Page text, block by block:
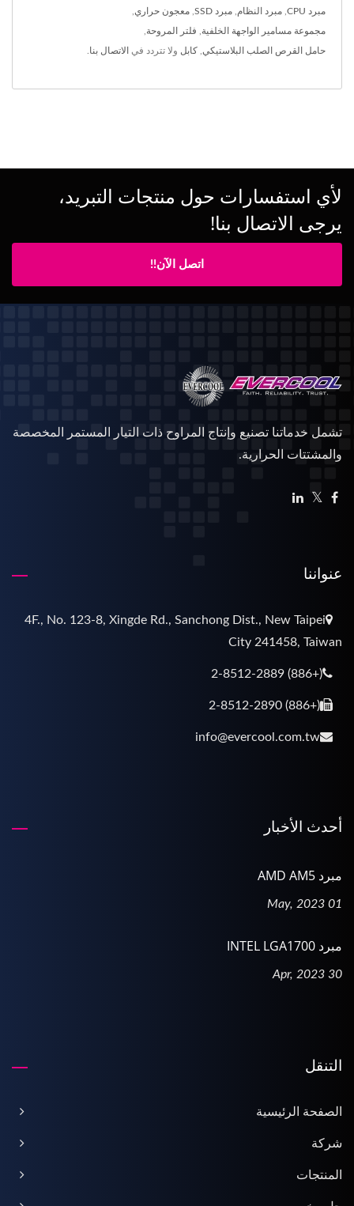
مبرد CPU مبرد النظام مبرد SSD معجون حراري
مجموعة مسامير الواجهة الخلفية فلتر المروحة
حامل القرص الصلب البلاستيكي كابل ولا تتردد في الاتصال بنا
لأي استفسارات حول منتجات التبريد،
يرجى الاتصال بنا!
اتصل الآن!!
تشمل خدماتنا تصنيع وإنتاج المراوح ذات التيار المستمر المخصصة
والمشتتات الحرارية.
عنواننا
4F., No. 123-8, Xingde Rd., Sanchong Dist., New Taipei
City 241458, Taiwan
(+886) 2-8512-2889
(+886) 2-8512-2890
info@evercool.com.tw
أحدث الأخبار
مبرد AMD AM5
01 May, 2023
مبرد INTEL LGA1700
30 Apr, 2023
التنقل
الصفحة الرئيسية
شركة
المنتجات